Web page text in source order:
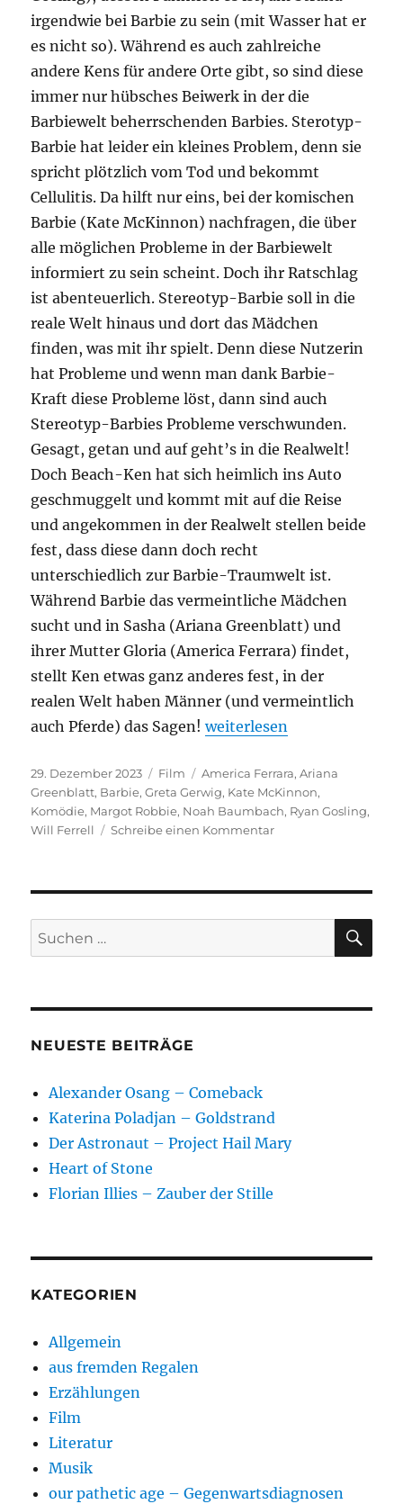
irgendwie bei Barbie zu sein (mit Wasser hat er
es nicht so). Während es auch zahlreiche
andere Kens für andere Orte gibt, so sind diese
immer nur hübsches Beiwerk in der die
Barbiewelt beherrschenden Barbies. Sterotyp-
Barbie hat leider ein kleines Problem, denn sie
spricht plötzlich vom Tod und bekommt
Cellulitis. Da hilft nur eins, bei der komischen
Barbie (Kate McKinnon) nachfragen, die über
alle möglichen Probleme in der Barbiewelt
informiert zu sein scheint. Doch ihr Ratschlag
ist abenteuerlich. Stereotyp-Barbie soll in die
reale Welt hinaus und dort das Mädchen
finden, was mit ihr spielt. Denn diese Nutzerin
hat Probleme und wenn man dank Barbie-
Kraft diese Probleme löst, dann sind auch
Stereotyp-Barbies Probleme verschwunden.
Gesagt, getan und auf geht’s in die Realwelt!
Doch Beach-Ken hat sich heimlich ins Auto
geschmuggelt und kommt mit auf die Reise
und angekommen in der Realwelt stellen beide
fest, dass diese dann doch recht
unterschiedlich zur Barbie-Traumwelt ist.
Während Barbie das vermeintliche Mädchen
sucht und in Sasha (Ariana Greenblatt) und
ihrer Mutter Gloria (America Ferrara) findet,
stellt Ken etwas ganz anderes fest, in der
realen Welt haben Männer (und vermeintlich
auch Pferde) das Sagen!„Barbie“
weiterlesen
Veröffentlicht
am
29. Dezember 2023 Kategorien
Film Schlagwörter
America Ferrara,Ariana
Greenblatt, Barbie,Greta Gerwig, Kate McKinnon,
Komödie, Margot Robbie, Noah Baumbach, Ryan Gosling,
Will Ferrell
Schreibe einen Kommentarzu
Suchen
nach:
NEUESTE BEITRÄGE
Alexander Osang – Comeback
Katerina Poladjan – Goldstrand
Der Astronaut – Project Hail Mary
Heart of Stone
Florian Illies – Zauber der Stille
KATEGORIEN
Allgemein
aus fremden Regalen
Erzählungen
Film
Literatur
Musik
our pathetic age – Gegenwartsdiagnosen